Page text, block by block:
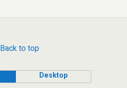
Back to top
Desktop